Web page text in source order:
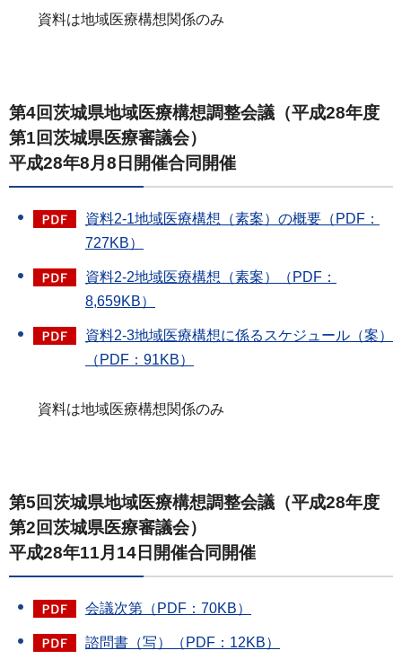
資料は地域医療構想関係のみ
第4回茨城県地域医療構想調整会議（平成28年度
第1回茨城県医療審議会）
平成28年8月8日開催合同開催
資料2-1地域医療構想（素案）の概要（PDF：
727KB）
資料2-2地域医療構想（素案）（PDF：
8,659KB）
資料2-3地域医療構想に係るスケジュール（案）
（PDF：91KB）
資料は地域医療構想関係のみ
第5回茨城県地域医療構想調整会議（平成28年度
第2回茨城県医療審議会）
平成28年11月14日開催合同開催
会議次第（PDF：70KB）
諮問書（写）（PDF：12KB）